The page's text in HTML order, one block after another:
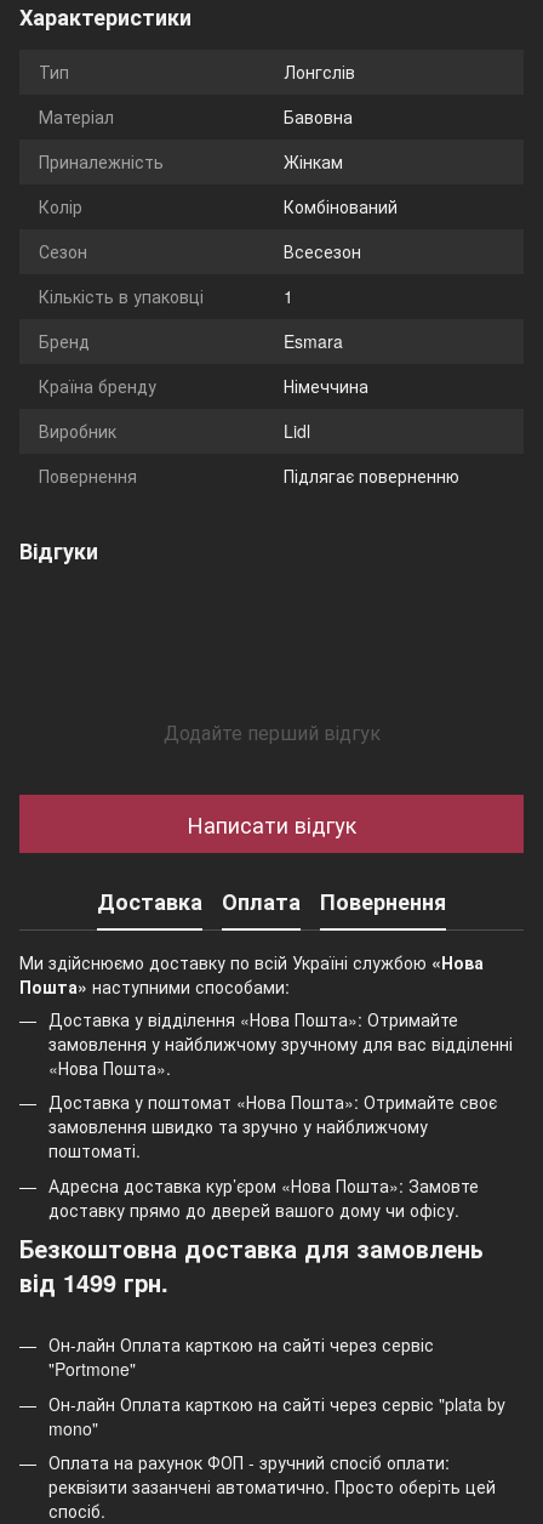
Характеристики
Тип
Лонгслів
Матеріал
Бавовна
Приналежність
Жінкам
Колір
Комбінований
Сезон
Всесезон
Кількість в упаковці
1
Бренд
Esmara
Країна бренду
Німеччина
Виробник
Lidl
Повернення
Підлягає поверненню
Відгуки
Додайте перший відгук
Написати відгук
Доставка Оплата Повернення
Ми здійснюємо доставку по всій Україні службою «Нова
Пошта» наступними способами:
Доставка у відділення «Нова Пошта»: Отримайте
замовлення у найближчому зручному для вас відділенні
«Нова Пошта».
Доставка у поштомат «Нова Пошта»: Отримайте своє
замовлення швидко та зручно у найближчому
поштоматі.
Адресна доставка кур’єром «Нова Пошта»: Замовте
доставку прямо до дверей вашого дому чи офісу.
Безкоштовна доставка для замовлень
від 1499 грн.
Он-лайн Оплата карткою на сайті через сервіс
"Portmone"
Он-лайн Оплата карткою на сайті через сервіс "plata by
mono"
Оплата на рахунок ФОП - зручний спосіб оплати:
реквізити зазанчені автоматично. Просто оберіть цей
спосіб.